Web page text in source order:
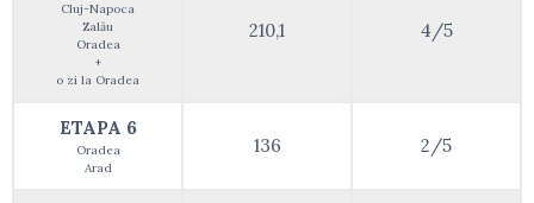
Cluj-Napoca
Zalău
Oradea
+
o zi la Oradea
210,1 4/5
ETAPA 6
Oradea
Arad
136 2/5